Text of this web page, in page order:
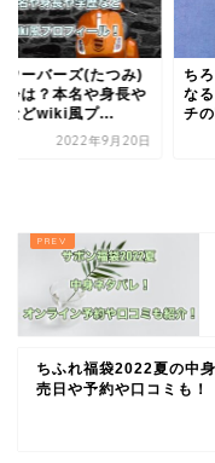
ぴのの喋り方が気に
と話題！嫌いやアン
噂はどこから？
2021年8月30日
【
ー
身
ちふれ福袋2022夏の中
売日や予約や口コミも！